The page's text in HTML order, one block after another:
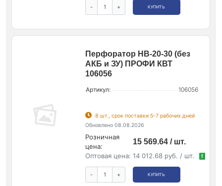
- + КУПИТЬ
Перфоратор HB-20-30 (без
АКБ и ЗУ) ПРОФИ КВТ
106056
Артикул: 106056
8 шт., срок поставки 5-7 рабочих дней
Обновлено 08.08.2026
Розничная
цена:
15 569.64 / шт.
Оптовая цена: 14 012.68 руб. / шт. !
- + КУПИТЬ